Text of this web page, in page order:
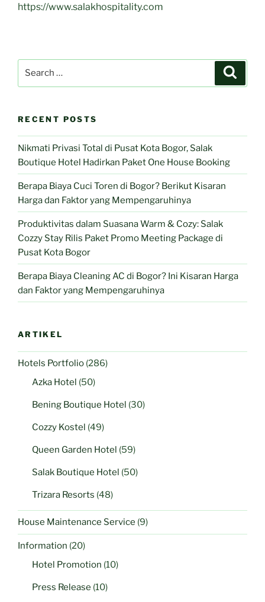
https://www.salakhospitality.com
RECENT POSTS
Nikmati Privasi Total di Pusat Kota Bogor, Salak
Boutique Hotel Hadirkan Paket One House Booking
Berapa Biaya Cuci Toren di Bogor? Berikut Kisaran
Harga dan Faktor yang Mempengaruhinya
Produktivitas dalam Suasana Warm & Cozy: Salak
Cozzy Stay Rilis Paket Promo Meeting Package di
Pusat Kota Bogor
Berapa Biaya Cleaning AC di Bogor? Ini Kisaran Harga
dan Faktor yang Mempengaruhinya
ARTIKEL
Hotels Portfolio (286)
Azka Hotel (50)
Bening Boutique Hotel (30)
Cozzy Kostel (49)
Queen Garden Hotel (59)
Salak Boutique Hotel (50)
Trizara Resorts (48)
House Maintenance Service (9)
Information (20)
Hotel Promotion (10)
Press Release (10)